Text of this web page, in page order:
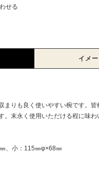
せる
イメ
まりも良く使いやすい椀です。
。末永く使用いただける程に味わ
、小：115㎜φ×68㎜